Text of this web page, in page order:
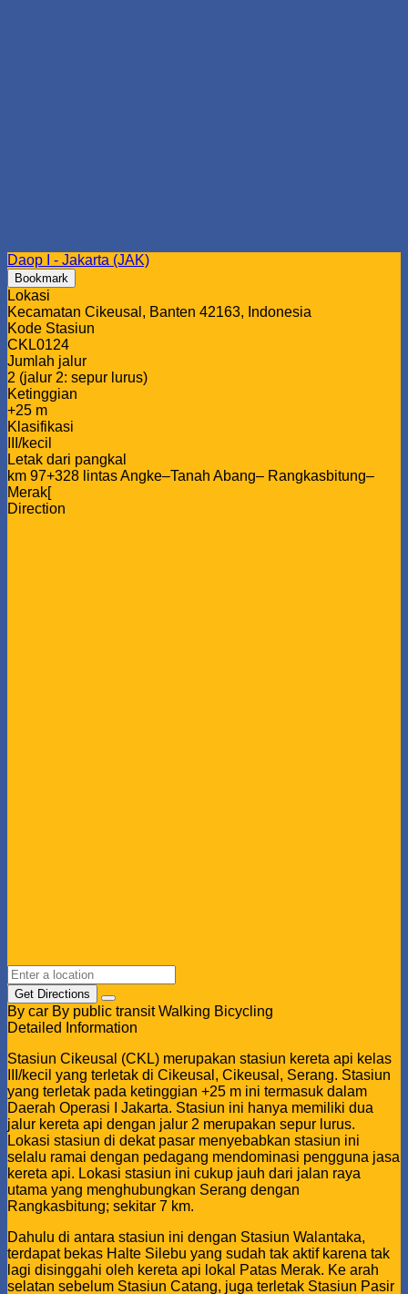
Daop I - Jakarta (JAK)
Bookmark
Lokasi
Kecamatan Cikeusal, Banten 42163, Indonesia
Kode Stasiun
CKL0124
Jumlah jalur
2 (jalur 2: sepur lurus)
Ketinggian
+25 m
Klasifikasi
III/kecil
Letak dari pangkal
km 97+328 lintas Angke–Tanah Abang– Rangkasbitung–
Merak[
Direction
Get Directions
By car By public transit Walking Bicycling
Detailed Information
Stasiun Cikeusal (CKL) merupakan stasiun kereta api kelas
III/kecil yang terletak di Cikeusal, Cikeusal, Serang. Stasiun
yang terletak pada ketinggian +25 m ini termasuk dalam
Daerah Operasi I Jakarta. Stasiun ini hanya memiliki dua
jalur kereta api dengan jalur 2 merupakan sepur lurus.
Lokasi stasiun di dekat pasar menyebabkan stasiun ini
selalu ramai dengan pedagang mendominasi pengguna jasa
kereta api. Lokasi stasiun ini cukup jauh dari jalan raya
utama yang menghubungkan Serang dengan
Rangkasbitung; sekitar 7 km.
Dahulu di antara stasiun ini dengan Stasiun Walantaka,
terdapat bekas Halte Silebu yang sudah tak aktif karena tak
lagi disinggahi oleh kereta api lokal Patas Merak. Ke arah
selatan sebelum Stasiun Catang, juga terletak Stasiun Pasir